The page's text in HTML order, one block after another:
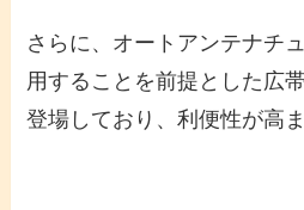
さらに、オートアンテナチ
用することを前提とした広
登場しており、利便性が高